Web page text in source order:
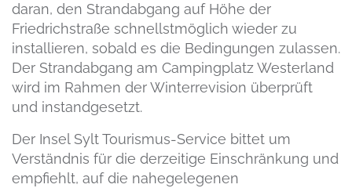
daran, den Strandabgang auf Höhe der
Friedrichstraße schnellstmöglich wieder zu
installieren, sobald es die Bedingungen zulassen.
Der Strandabgang am Campingplatz Westerland
wird im Rahmen der Winterrevision überprüft
und instandgesetzt.
Der Insel Sylt Tourismus-Service bittet um
Verständnis für die derzeitige Einschränkung und
empfiehlt, auf die nahegelegenen